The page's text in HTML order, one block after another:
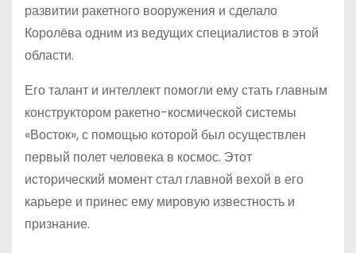
развитии ракетного вооружения и сделало
Королёва одним из ведущих специалистов в этой
области.
Его талант и интеллект помогли ему стать главным
конструктором ракетно-космической системы
«Восток», с помощью которой был осуществлен
первый полет человека в космос. Этот
исторический момент стал главной вехой в его
карьере и принес ему мировую известность и
признание.